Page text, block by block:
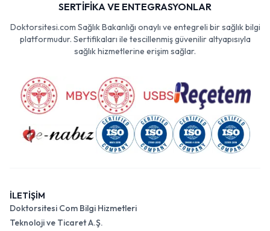
SERTİFİKA VE ENTEGRASYONLAR
Doktorsitesi.com Sağlık Bakanlığı onaylı ve entegreli bir sağlık bilgi
platformudur. Sertifikaları ile tescillenmiş güvenilir altyapısıyla
sağlık hizmetlerine erişim sağlar.
İLETİŞİM
Doktorsitesi Com Bilgi Hizmetleri
Teknoloji ve Ticaret A.Ş.